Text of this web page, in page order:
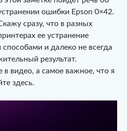
ошибки Epson 0×42.
сразу, что в разных
ее устранение
и далеко не всегда
результат.
видео, а самое важное, что я
здесь.